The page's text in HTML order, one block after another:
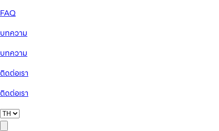
FAQ
บทความ
บทความ
ติดต่อเรา
ติดต่อเรา